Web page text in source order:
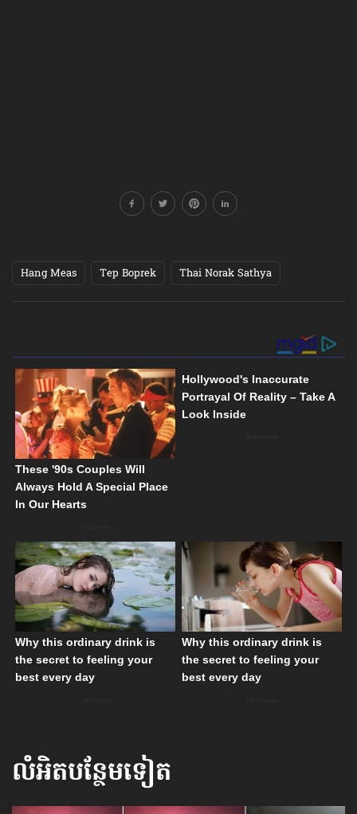
Hang Meas Tep Boprek Thai Norak Sathya
លំអិតបន្ថែមទៀត